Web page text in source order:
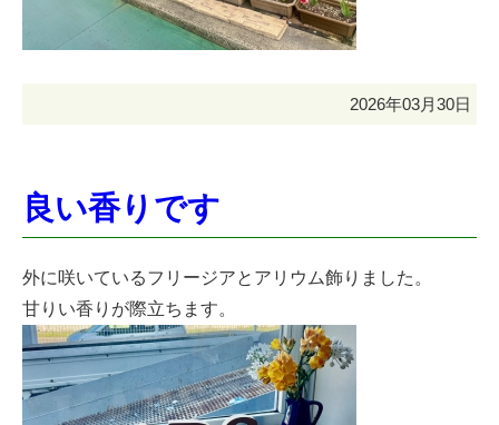
2026年03月30日
良い香りです
外に咲いているフリージアとアリウム飾りました。
甘りい香りが際立ちます。